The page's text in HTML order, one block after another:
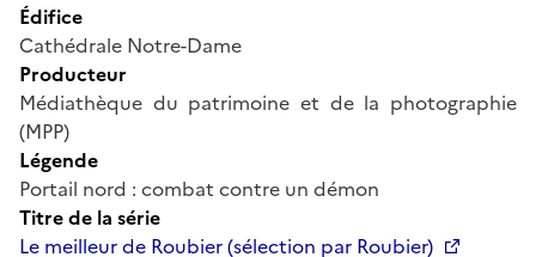
Édifice
Cathédrale Notre-Dame
Producteur
Médiathèque du patrimoine et de la photographie
(MPP)
Légende
Portail nord : combat contre un démon
Titre de la série
Le meilleur de Roubier (sélection par Roubier)